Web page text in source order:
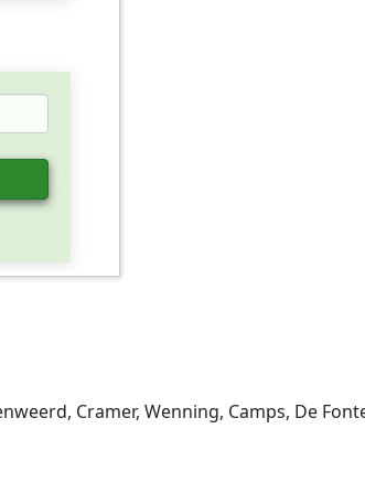
Cramer, Wenning, Camps, De